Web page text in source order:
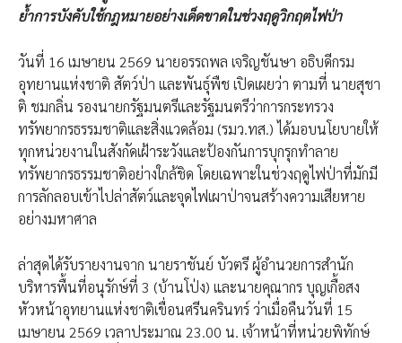
ย้ำการบังคับใช้กฎหมายอย่างเด็ดขาดในช่วงฤดูวิกฤตไฟป่า
วันที่ 16 เมษายน 2569 นายอรรถพล เจริญชันษา อธิบดีกรม
อุทยานแห่งชาติ สัตว์ป่า และพันธุ์พืช เปิดเผยว่า ตามที่ นายสุชา
ติ ชมกลิ่น รองนายกรัฐมนตรีและรัฐมนตรีว่าการกระทรวง
ทรัพยากรธรรมชาติและสิ่งแวดล้อม (รมว.ทส.) ได้มอบนโยบายให้
ทุกหน่วยงานในสังกัดเฝ้าระวังและป้องกันการบุกรุกทำลาย
ทรัพยากรธรรมชาติอย่างใกล้ชิด โดยเฉพาะในช่วงฤดูไฟป่าที่มักมี
การลักลอบเข้าไปล่าสัตว์และจุดไฟเผาป่าจนสร้างความเสียหาย
อย่างมหาศาล
ล่าสุดได้รับรายงานจาก นายราชันย์ บัวตรี ผู้อำนวยการสำนัก
บริหารพื้นที่อนุรักษ์ที่ 3 (บ้านโป่ง) และนายคุณากร บุญเกื้อสง
หัวหน้าอุทยานแห่งชาติเขื่อนศรีนครินทร์ ว่าเมื่อคืนวันที่ 15
เมษายน 2569 เวลาประมาณ 23.00 น. เจ้าหน้าที่หน่วยพิทักษ์